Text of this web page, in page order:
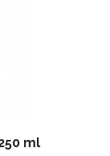
ml